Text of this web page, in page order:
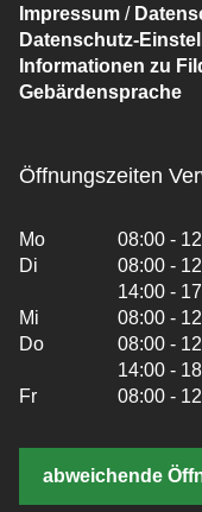
Impressum /
Datenschutz-
Informationen zu
Gebärdensprache
Öffnungszeiten
Mo
08:00 -
Di
08:00 -
14:00 -
Mi
08:00 -
Do
08:00 -
14:00 -
Fr
08:00 -
abweichende